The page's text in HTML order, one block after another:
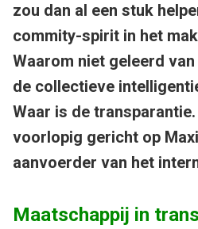
zou dan al een stuk
commity-spirit in het
Waarom niet geleerd van
de collectieve
Waar is de
voorlopig gericht op
aanvoerder van het
Maatschappij in